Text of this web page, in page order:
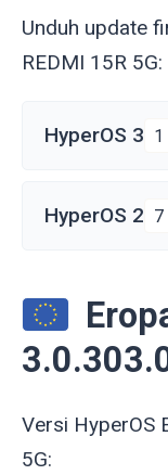
Unduh update
REDMI 15R 5G:
HyperOS 3 1
HyperOS 2 7
Versi HyperOS
5G: